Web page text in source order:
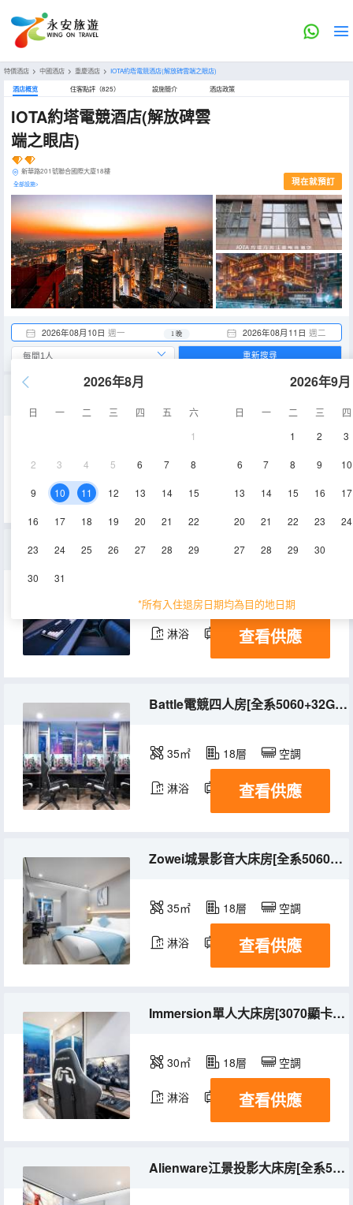
特價酒店 > 中國酒店 > 重慶酒店 > IOTA約塔電競酒店(解放碑雲端之眼店)
酒店概览 住客點評（825） 設施簡介 酒店政策
IOTA約塔電競酒店(解放碑雲
端之眼店)
新華路201號聯合國際大廈18樓
全部設施> 現在就預訂
2026年08月10日 週一 2026年08月11日 週二
1 晚
2026年8月
日 一 二 三 四 五
六
1
2 3 4 5 6 7 8
9 10 11 12 13 14 15
16 17 18 19 20 21 22
23 24 25 26 27 28 29
30 31
2026年9月
日 一 二 三
四
1
2 3
6 7 8 9 10
13 14 15 16 17
20 21 22 23 24
27 28 29 30
*所有入住退房日期均為目的地日期
重新搜尋
空調
40㎡ 18層 空調
淋浴 電視機 冰箱
查看供應
Battle電競四人房[全系5060+32G+高刷2K]
35㎡ 18層 空調
淋浴 電視機 冰箱
查看供應
Zowei城景影音大床房[全系5060+32G+卓威240HZ]
35㎡ 18層 空調
淋浴 電視機 冰箱
查看供應
Immersion單人大床房[3070顯卡+32G]
30㎡ 18層 空調
淋浴 電視機 冰箱
查看供應
Alienware江景投影大床房[全系5060+投影+落地窗]